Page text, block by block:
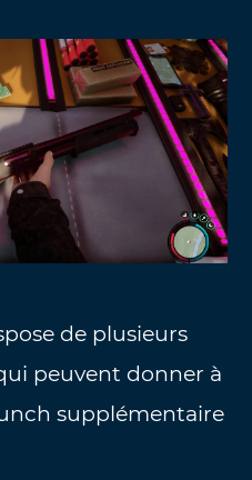
de plusieurs
peuvent donner à
supplémentaire